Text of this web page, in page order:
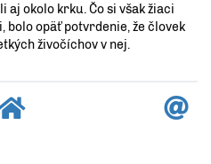
aj okolo krku. Čo si však žiaci
bolo opäť potvrdenie, že človek
živočíchov v nej.